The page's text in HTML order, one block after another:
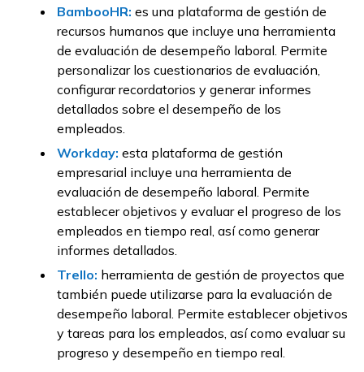
BambooHR: es una plataforma de gestión de
recursos humanos que incluye una herramienta
de evaluación de desempeño laboral. Permite
personalizar los cuestionarios de evaluación,
configurar recordatorios y generar informes
detallados sobre el desempeño de los
empleados.
Workday: esta plataforma de gestión
empresarial incluye una herramienta de
evaluación de desempeño laboral. Permite
establecer objetivos y evaluar el progreso de los
empleados en tiempo real, así como generar
informes detallados.
Trello: herramienta de gestión de proyectos que
también puede utilizarse para la evaluación de
desempeño laboral. Permite establecer objetivos
y tareas para los empleados, así como evaluar su
progreso y desempeño en tiempo real.